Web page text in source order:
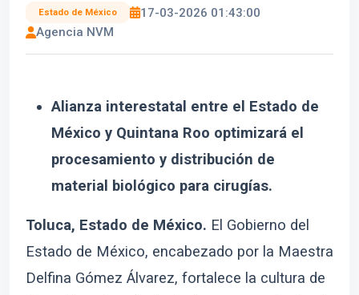
Estado de México
17-03-2026 01:43:00
Agencia NVM
Alianza interestatal entre el Estado de
México y Quintana Roo optimizará el
procesamiento y distribución de
material biológico para cirugías.
Toluca, Estado de México. El Gobierno del
Estado de México, encabezado por la Maestra
Delfina Gómez Álvarez, fortalece la cultura de